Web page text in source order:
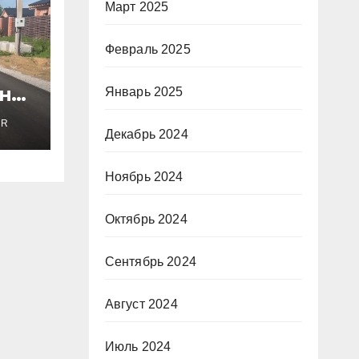
Март 2025
Февраль 2025
Январь 2025
Декабрь 2024
Ноябрь 2024
Октябрь 2024
Сентябрь 2024
Август 2024
Июль 2024